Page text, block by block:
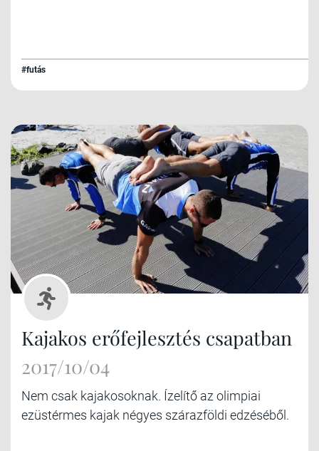
#futás
Kajakos erőfejlesztés csapatban
2017/10/04
Nem csak kajakosoknak. Ízelítő az olimpiai
ezüstérmes kajak négyes szárazföldi edzéséből.